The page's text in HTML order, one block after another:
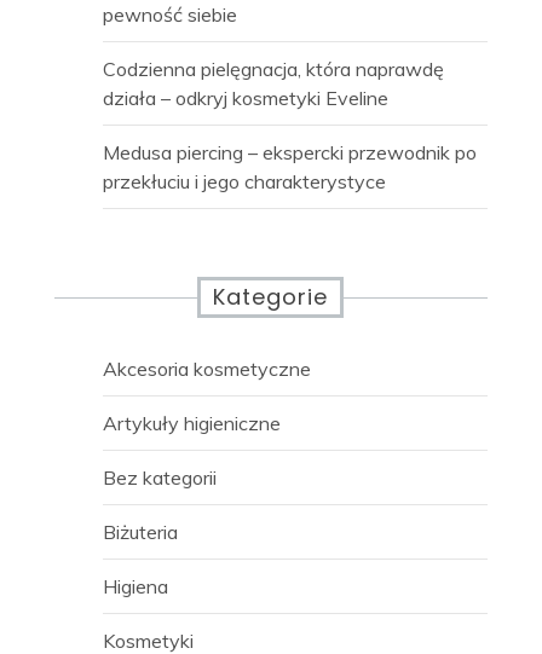
pewność siebie
Codzienna pielęgnacja, która naprawdę
działa – odkryj kosmetyki Eveline
Medusa piercing – ekspercki przewodnik po
przekłuciu i jego charakterystyce
Kategorie
Akcesoria kosmetyczne
Artykuły higieniczne
Bez kategorii
Biżuteria
Higiena
Kosmetyki